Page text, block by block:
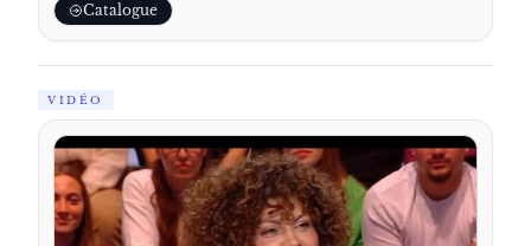
Catalogue
VIDÉO